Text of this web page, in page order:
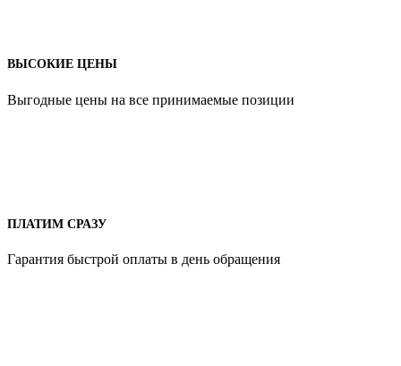
ВЫСОКИЕ ЦЕНЫ
Выгодные цены на все принимаемые позиции
ПЛАТИМ СРАЗУ
Гарантия быстрой оплаты в день обращения